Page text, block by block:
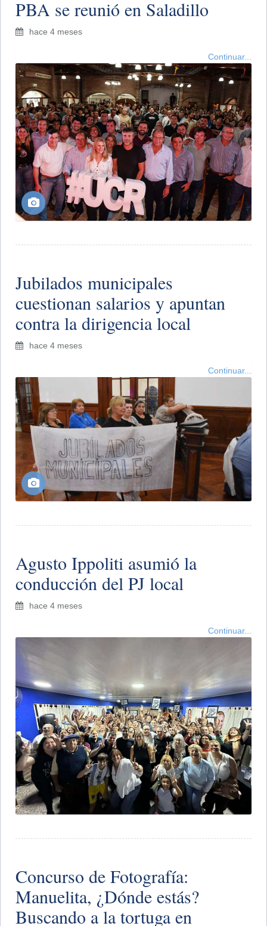
PBA se reunió en Saladillo
hace 4 meses
Continuar...
Jubilados municipales
cuestionan salarios y apuntan
contra la dirigencia local
hace 4 meses
Continuar...
Agusto Ippoliti asumió la
conducción del PJ local
hace 4 meses
Continuar...
Concurso de Fotografía:
Manuelita, ¿Dónde estás?
Buscando a la tortuga en